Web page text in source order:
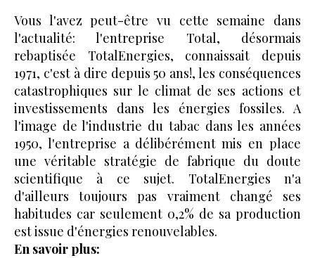
Vous l'avez peut-être vu cette semaine dans
l'actualité: l'entreprise Total, désormais
rebaptisée TotalEnergies, connaissait depuis
1971, c'est à dire depuis 50 ans!, les conséquences
catastrophiques sur le climat de ses actions et
investissements dans les énergies fossiles. A
l'image de l'industrie du tabac dans les années
1950, l'entreprise a délibérément mis en place
une véritable stratégie de fabrique du doute
scientifique à ce sujet. TotalEnergies n'a
d'ailleurs toujours pas vraiment changé ses
habitudes car seulement 0,2% de sa production
est issue d'énergies renouvelables.
En savoir plus: